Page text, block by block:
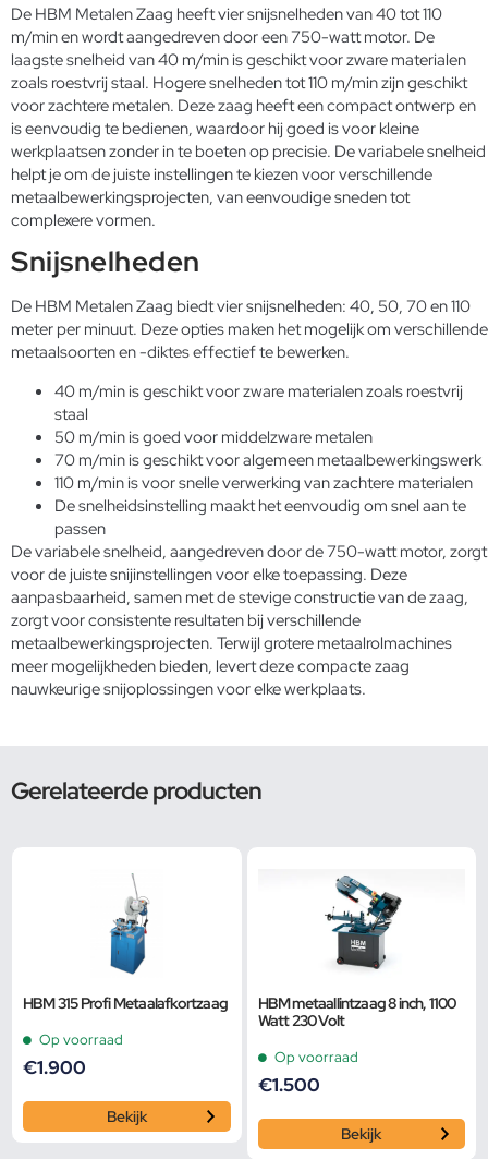
De HBM Metalen Zaag heeft vier snijsnelheden van 40 tot 110
m/min en wordt aangedreven door een 750-watt motor. De
laagste snelheid van 40 m/min is geschikt voor zware materialen
zoals roestvrij staal. Hogere snelheden tot 110 m/min zijn geschikt
voor zachtere metalen. Deze zaag heeft een compact ontwerp en
is eenvoudig te bedienen, waardoor hij goed is voor kleine
werkplaatsen zonder in te boeten op precisie. De variabele snelheid
helpt je om de juiste instellingen te kiezen voor verschillende
metaalbewerkingsprojecten, van eenvoudige sneden tot
complexere vormen.
Snijsnelheden
De HBM Metalen Zaag biedt vier snijsnelheden: 40, 50, 70 en 110
meter per minuut. Deze opties maken het mogelijk om verschillende
metaalsoorten en -diktes effectief te bewerken.
40 m/min is geschikt voor zware materialen zoals roestvrij
staal
50 m/min is goed voor middelzware metalen
70 m/min is geschikt voor algemeen metaalbewerkingswerk
110 m/min is voor snelle verwerking van zachtere materialen
De snelheidsinstelling maakt het eenvoudig om snel aan te
passen
De variabele snelheid, aangedreven door de 750-watt motor, zorgt
voor de juiste snijinstellingen voor elke toepassing. Deze
aanpasbaarheid, samen met de stevige constructie van de zaag,
zorgt voor consistente resultaten bij verschillende
metaalbewerkingsprojecten. Terwijl grotere metaalrolmachines
meer mogelijkheden bieden, levert deze compacte zaag
nauwkeurige snijoplossingen voor elke werkplaats.
Gerelateerde producten
HBM 315 Profi Metaalafkortzaag
Op voorraad
€1.900
Bekijk
HBM metaallintzaag 8 inch, 1100
Watt 230 Volt
Op voorraad
€1.500
Bekijk